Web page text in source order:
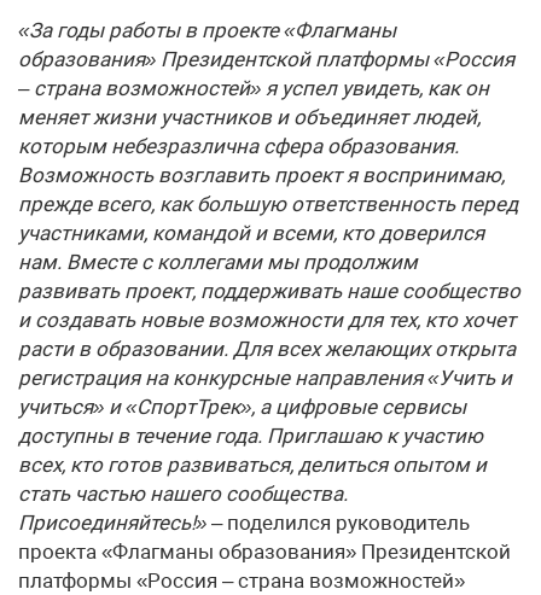
«За годы работы в проекте «Флагманы
образования» Президентской платформы «Россия
– страна возможностей» я успел увидеть, как он
меняет жизни участников и объединяет людей,
которым небезразлична сфера образования.
Возможность возглавить проект я воспринимаю,
прежде всего, как большую ответственность перед
участниками, командой и всеми, кто доверился
нам. Вместе с коллегами мы продолжим
развивать проект, поддерживать наше сообщество
и создавать новые возможности для тех, кто хочет
расти в образовании. Для всех желающих открыта
регистрация на конкурсные направления «Учить и
учиться» и «СпортТрек», а цифровые сервисы
доступны в течение года. Приглашаю к участию
всех, кто готов развиваться, делиться опытом и
стать частью нашего сообщества.
Присоединяйтесь!» – поделился руководитель
проекта «Флагманы образования» Президентской
платформы «Россия – страна возможностей»